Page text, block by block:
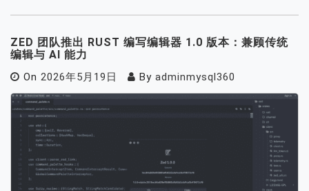
ZED 团队推出 RUST 编写编辑器 1.0 版本：兼顾传统
编辑与 AI 能力
On 2026年5月19日 By adminmysql360